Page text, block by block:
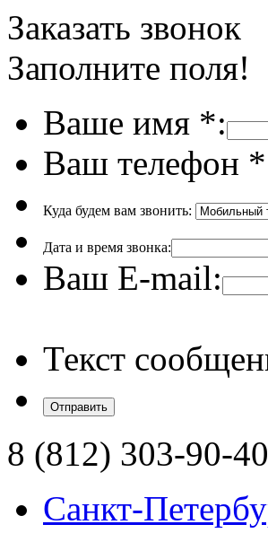
Заказать звонок
Заполните поля!
Ваше имя *:
Ваш телефон *
Куда будем вам звонить:
Дата и время звонка:
Ваш E-mail:
Текст
8 (812) 303-90-40
Санкт-